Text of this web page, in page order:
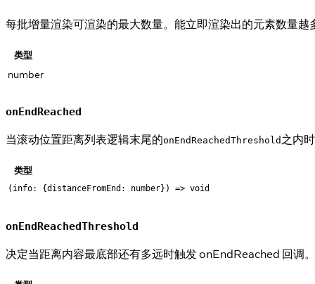
每批增量渲染可渲染的最大数量。能立即渲染出的元素数量
类型
number
onEndReached
当滚动位置距离列表逻辑末尾的onEndReachedThreshold 之内
类型
(info: {distanceFromEnd: number}) => void
onEndReachedThreshold
决定当距离内容最底部还有多远时触发 onEndReached 回调